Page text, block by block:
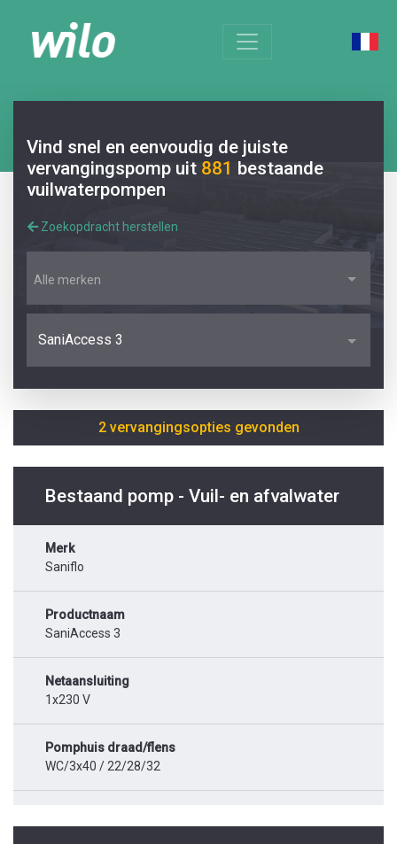
Vind snel en eenvoudig de juiste
vervangingspomp uit 881 bestaande
vuilwaterpompen
Zoekopdracht herstellen
Alle merken
SaniAccess 3
2 vervangingsopties gevonden
Bestaand pomp - Vuil- en afvalwater
Merk
Saniflo
Productnaam
SaniAccess 3
Netaansluiting
1x230 V
Pomphuis draad/flens
WC/3x40 / 22/28/32